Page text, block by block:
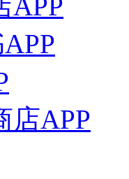
APP
店APP